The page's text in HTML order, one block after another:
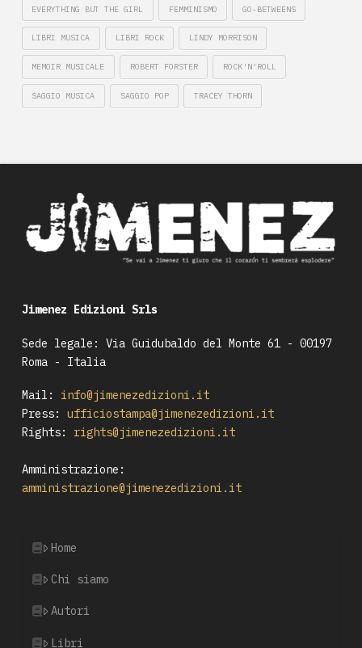
EVERYTHING BUT THE GIRL FEMMINISMO GO-BETWEENS
LIBRI MUSICA LIBRI ROCK LINDY MORRISON
MEMOIR MUSICALE ROBERT FORSTER ROCK'N'ROLL
SAGGIO MUSICA SAGGIO POP TRACEY THORN
Jimenez Edizioni Srls
Sede legale: Via Guidubaldo del Monte 61 - 00197
Roma - Italia
Mail:
info@jimenezedizioni.it
Press:
ufficiostampa@jimenezedizioni.it
Rights:
rights@jimenezedizioni.it
Amministrazione:
amministrazione@jimenezedizioni.it
Home
Chi siamo
Autori
Libri